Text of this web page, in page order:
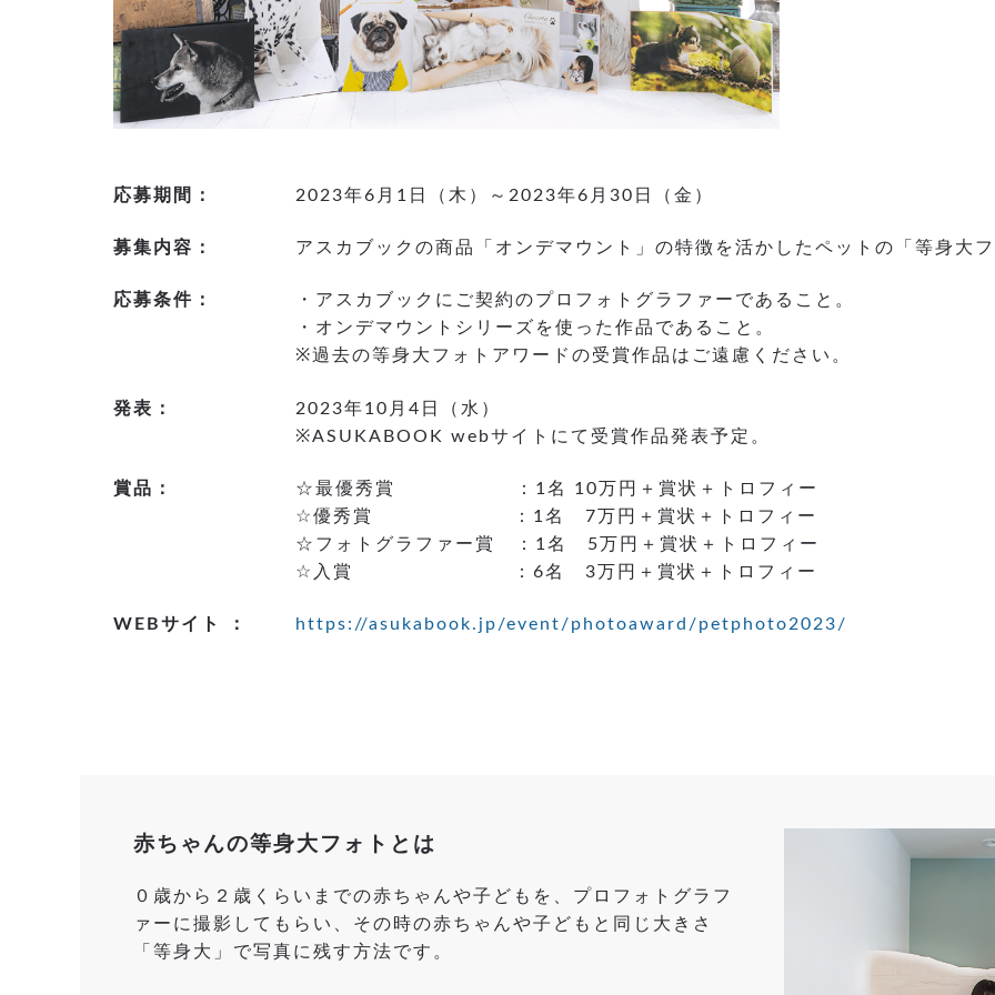
応募期間： 2023年6月1日（木）～2023年6月30日（金）
募集内容： アスカブックの商品「オンデマウント」の特徴を活かしたペットの「等身大
応募条件：
・アスカブックにご契約のプロフォトグラファーであること。
・オンデマウントシリーズを使った作品であること。
※過去の等身大フォトアワードの受賞作品はご遠慮ください。
発表：
2023年10月4日（水）
※ASUKABOOK webサイトにて受賞作品発表予定。
賞品： ☆最優秀賞
：1名 10万円＋賞状＋トロフィー
☆優秀賞
：1名 7万円＋賞状＋トロフィー
☆フォトグラファー賞
：1名 5万円＋賞状＋トロフィー
☆入賞
：6名 3万円＋賞状＋トロフィー
WEBサイト ： https://asukabook.jp/event/photoaward/petphoto2023/
赤ちゃんの等身大フォトとは
０歳から２歳くらいまでの赤ちゃんや子どもを、プロフォトグラフ
ァーに撮影してもらい、その時の赤ちゃんや子どもと同じ大きさ
「等身大」で写真に残す方法です。